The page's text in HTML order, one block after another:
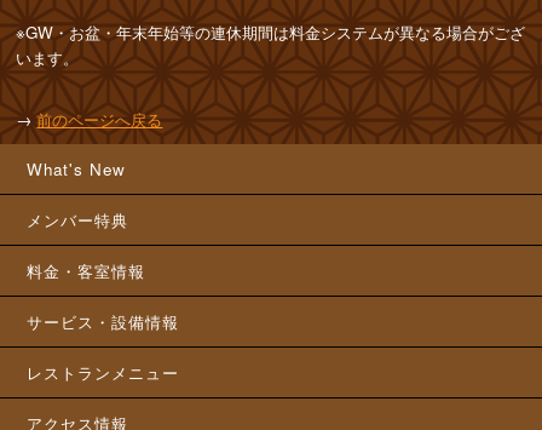
※GW・お盆・年末年始等の連休期間は料金システムが異なる場合がござ
います。
→ 前のページへ戻る
What's New
メンバー特典
料金・客室情報
サービス・設備情報
レストランメニュー
アクセス情報